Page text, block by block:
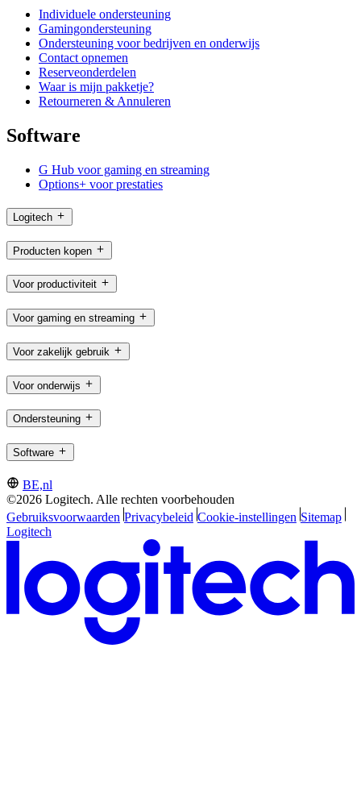
Individuele ondersteuning
Gamingondersteuning
Ondersteuning voor bedrijven en onderwijs
Contact opnemen
Reserveonderdelen
Waar is mijn pakketje?
Retourneren & Annuleren
Software
G Hub voor gaming en streaming
Options+ voor prestaties
Logitech
Producten kopen
Voor productiviteit
Voor gaming en streaming
Voor zakelijk gebruik
Voor onderwijs
Ondersteuning
Software
BE,nl
©2026 Logitech. Alle rechten voorbehouden
Gebruiksvoorwaarden Privacybeleid Cookie-instellingen Sitemap
Logitech